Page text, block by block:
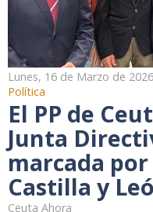
Lunes, 16 de Marzo de 2026
Política
El PP de
Junta
marcada
Castilla y
Ceuta Ahora